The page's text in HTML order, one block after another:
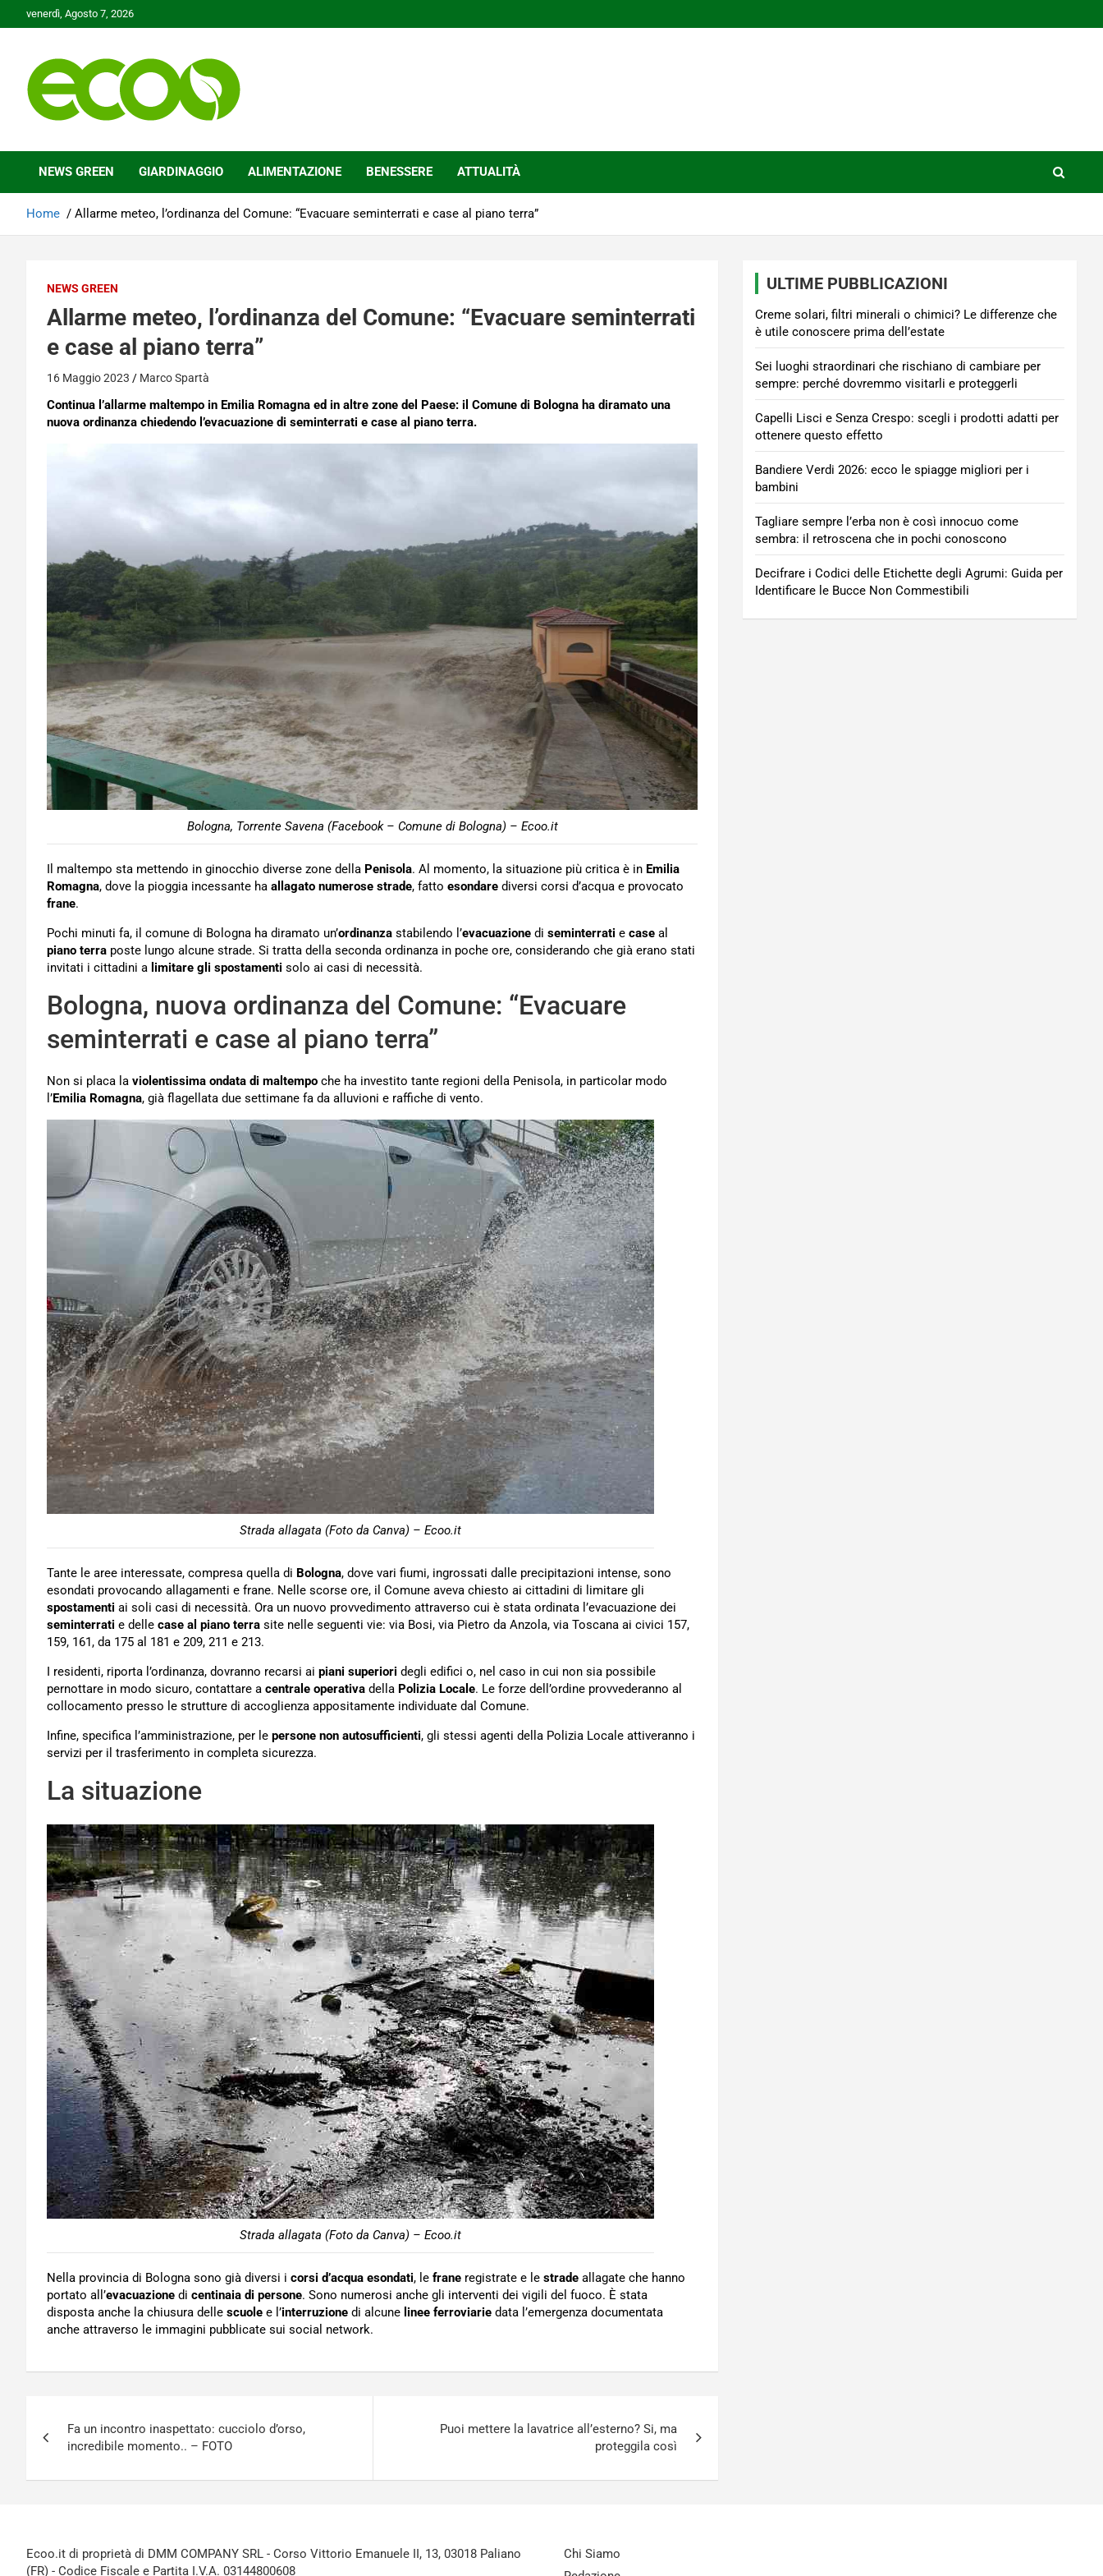
to
venerdì, Agosto 7, 2026
Ecoo.it
NEWS GREEN GIARDINAGGIO ALIMENTAZIONE BENESSERE ATTUALITÀ
Home Allarme meteo, l’ordinanza del Comune: “Evacuare seminterrati e case al piano terra”
NEWS GREEN
Allarme meteo, l’ordinanza del Comune: “Evacuare seminterrati
e case al piano terra”
16 Maggio 2023 Marco Spartà
Continua l’allarme maltempo in Emilia Romagna ed in altre zone del Paese: il Comune di Bologna ha diramato una
nuova ordinanza chiedendo l’evacuazione di seminterrati e case al piano terra.
Bologna, Torrente Savena (Facebook – Comune di Bologna) – Ecoo.it
Il maltempo sta mettendo in ginocchio diverse zone della Penisola. Al momento, la situazione più critica è in Emilia
Romagna, dove la pioggia incessante ha allagato numerose strade, fatto esondare diversi corsi d’acqua e provocato
frane.
Pochi minuti fa, il comune di Bologna ha diramato un’ordinanza stabilendo l’evacuazione di seminterrati e case al
piano terra poste lungo alcune strade. Si tratta della seconda ordinanza in poche ore, considerando che già erano stati
invitati i cittadini a limitare gli spostamenti solo ai casi di necessità.
Bologna, nuova ordinanza del Comune: “Evacuare
seminterrati e case al piano terra”
Non si placa la violentissima ondata di maltempo che ha investito tante regioni della Penisola, in particolar modo
l’Emilia Romagna, già flagellata due settimane fa da alluvioni e raffiche di vento.
Strada allagata (Foto da Canva) – Ecoo.it
Tante le aree interessate, compresa quella di Bologna, dove vari fiumi, ingrossati dalle precipitazioni intense, sono
esondati provocando allagamenti e frane. Nelle scorse ore, il Comune aveva chiesto ai cittadini di limitare gli
spostamenti ai soli casi di necessità. Ora un nuovo provvedimento attraverso cui è stata ordinata l’evacuazione dei
seminterrati e delle case al piano terra site nelle seguenti vie: via Bosi, via Pietro da Anzola, via Toscana ai civici 157,
159, 161, da 175 al 181 e 209, 211 e 213.
I residenti, riporta l’ordinanza, dovranno recarsi ai piani superiori degli edifici o, nel caso in cui non sia possibile
pernottare in modo sicuro, contattare a centrale operativa della Polizia Locale. Le forze dell’ordine provvederanno al
collocamento presso le strutture di accoglienza appositamente individuate dal Comune.
Infine, specifica l’amministrazione, per le persone non autosufficienti, gli stessi agenti della Polizia Locale attiveranno i
servizi per il trasferimento in completa sicurezza.
La situazione
Strada allagata (Foto da Canva) – Ecoo.it
Nella provincia di Bologna sono già diversi i corsi d’acqua esondati, le frane registrate e le strade allagate che hanno
portato all’evacuazione di centinaia di persone. Sono numerosi anche gli interventi dei vigili del fuoco. È stata
disposta anche la chiusura delle scuole e l’interruzione di alcune linee ferroviarie data l’emergenza documentata
anche attraverso le immagini pubblicate sui social network.
articoli
Fa un incontro inaspettato: cucciolo d’orso,
incredibile momento.. – FOTO
Puoi mettere la lavatrice all’esterno? Si, ma
proteggila così
ULTIME PUBBLICAZIONI
Creme solari, filtri minerali o chimici? Le differenze che
è utile conoscere prima dell’estate
Sei luoghi straordinari che rischiano di cambiare per
sempre: perché dovremmo visitarli e proteggerli
Capelli Lisci e Senza Crespo: scegli i prodotti adatti per
ottenere questo effetto
Bandiere Verdi 2026: ecco le spiagge migliori per i
bambini
Tagliare sempre l’erba non è così innocuo come
sembra: il retroscena che in pochi conoscono
Decifrare i Codici delle Etichette degli Agrumi: Guida per
Identificare le Bucce Non Commestibili
Ecoo.it di proprietà di DMM COMPANY SRL - Corso Vittorio Emanuele II, 13, 03018 Paliano
(FR) - Codice Fiscale e Partita I.V.A. 03144800608
Chi Siamo